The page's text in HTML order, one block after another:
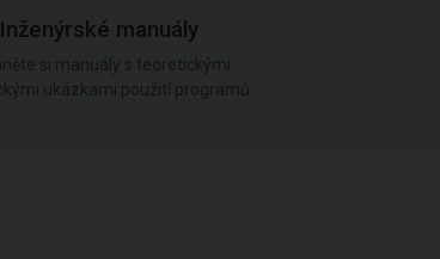
Inženýrské manuály